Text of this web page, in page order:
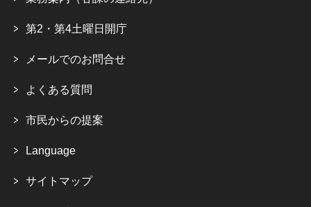
第2・第4土曜日開庁
メールでのお問合せ
よくある質問
市民からの提案
Language
サイトマップ